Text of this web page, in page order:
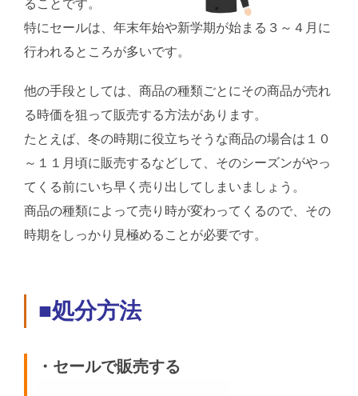
ることです。
特にセールは、年末年始や新学期が始まる３～４月に
行われるところが多いです。
他の手段としては、商品の種類ごとにその商品が売れ
る時価を狙って販売する方法があります。
たとえば、冬の時期に役立ちそうな商品の場合は１０
～１１月頃に販売するなどして、そのシーズンがやっ
てくる前にいち早く売り出してしまいましょう。
商品の種類によって売り時が変わってくるので、その
時期をしっかり見極めることが必要です。
■処分方法
・セールで販売する